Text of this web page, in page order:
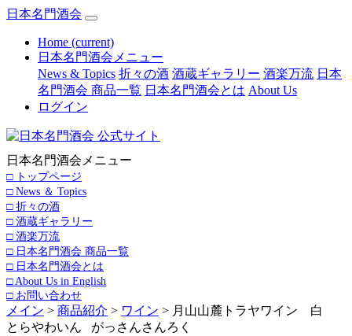
日本名門酒会
Home (current)
日本名門酒会メニュー
News & Topics 折々の酒 酒蔵ギャラリー 酒楽万流 日本
名門酒会 商品一覧 日本名門酒会とは About Us
ログイン
日本名門酒会メニュー
□ トップページ
□ News ＆ Topics
□ 折々の酒
□ 酒蔵ギャラリー
□ 酒楽万流
□ 日本名門酒会 商品一覧
□ 日本名門酒会とは
□ About Us in English
□ お問い合わせ
メイン > 商品紹介 > ワイン > 月山山麓トラヤワイン 白
とらやわいん がっさんさんろく